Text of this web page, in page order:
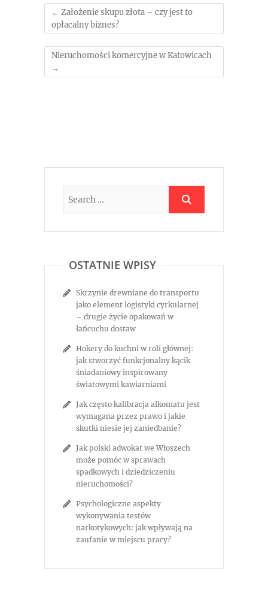
← Założenie skupu złota – czy jest to
opłacalny biznes?
Nieruchomości komercyjne w Katowicach
→
OSTATNIE WPISY
Skrzynie drewniane do transportu
jako element logistyki cyrkularnej
– drugie życie opakowań w
łańcuchu dostaw
Hokery do kuchni w roli głównej:
jak stworzyć funkcjonalny kącik
śniadaniowy inspirowany
światowymi kawiarniami
Jak często kalibracja alkomatu jest
wymagana przez prawo i jakie
skutki niesie jej zaniedbanie?
Jak polski adwokat we Włoszech
może pomóc w sprawach
spadkowych i dziedziczeniu
nieruchomości?
Psychologiczne aspekty
wykonywania testów
narkotykowych: jak wpływają na
zaufanie w miejscu pracy?